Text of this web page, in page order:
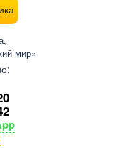
мир»